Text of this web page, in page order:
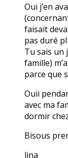
Oui j’en
faisait
pas duré
Tu sais un
famille)
parce que
Ouii
avec ma
dormir
Bisous
lina